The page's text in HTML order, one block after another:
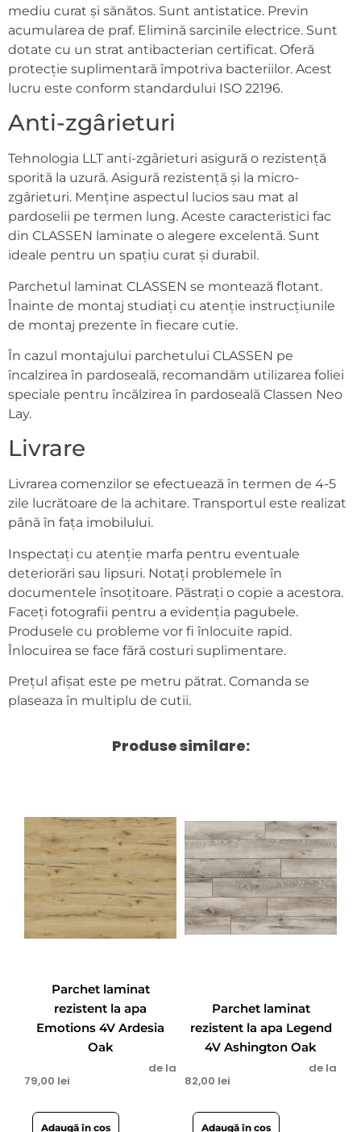
mediu curat și sănătos. Sunt antistatice. Previn
acumularea de praf. Elimină sarcinile electrice. Sunt
dotate cu un strat antibacterian certificat. Oferă
protecție suplimentară împotriva bacteriilor. Acest
lucru este conform standardului ISO 22196.
Anti-zgârieturi
Tehnologia LLT anti-zgârieturi asigură o rezistență
sporită la uzură. Asigură rezistență și la micro-
zgârieturi. Menține aspectul lucios sau mat al
pardoselii pe termen lung. Aceste caracteristici fac
din CLASSEN laminate o alegere excelentă. Sunt
ideale pentru un spațiu curat și durabil.
Parchetul laminat CLASSEN se montează flotant.
Înainte de montaj studiați cu atenție instrucțiunile
de montaj prezente în fiecare cutie.
În cazul montajului parchetului CLASSEN pe
încalzirea în pardoseală, recomandăm utilizarea foliei
speciale pentru încălzirea în pardoseală Classen Neo
Lay.
Livrare
Livrarea comenzilor se efectuează în termen de 4-5
zile lucrătoare de la achitare. Transportul este realizat
până în fața imobilului.
Inspectați cu atenție marfa pentru eventuale
deteriorări sau lipsuri. Notați problemele în
documentele însoțitoare. Păstrați o copie a acestora.
Faceți fotografii pentru a evidenția pagubele.
Produsele cu probleme vor fi înlocuite rapid.
Înlocuirea se face fără costuri suplimentare.
Prețul afișat este pe metru pătrat. Comanda se
plaseaza în multiplu de cutii.
Produse similare:
Parchet laminat
rezistent la apa
Emotions 4V Ardesia
Oak
de la
79,00 lei
Adaugă în coș
Parchet laminat
rezistent la apa Legend
4V Ashington Oak
de la
82,00 lei
Adaugă în coș